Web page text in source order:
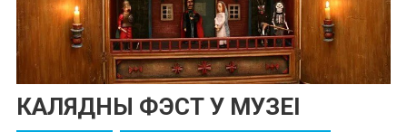
КАЛЯДНЫ ФЭСТ У МУЗЕІ